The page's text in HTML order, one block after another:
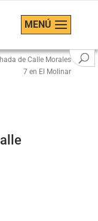
MENÚ
de Calle Morales
7 en El Molinar